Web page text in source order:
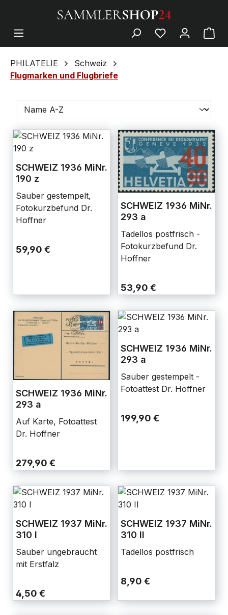
PHILATELIE
Schweiz
Flugmarken und Flugbriefe
SCHWEIZ 1936 MiNr.
190 z
Sauber gestempelt,
Fotokurzbefund Dr.
Hoffner
59,90 €
SCHWEIZ 1936 MiNr.
293 a
Tadellos postfrisch -
Fotokurzbefund Dr.
Hoffner
53,90 €
SCHWEIZ 1936 MiNr.
293 a
Auf Karte, Fotoattest
Dr. Hoffner
279,90 €
SCHWEIZ 1936 MiNr.
293 a
Sauber gestempelt -
Fotoattest Dr. Hoffner
199,90 €
SCHWEIZ 1937 MiNr.
310 I
Sauber ungebraucht
mit Erstfalz
4,50 €
SCHWEIZ 1937 MiNr.
310 II
Tadellos postfrisch
8,90 €